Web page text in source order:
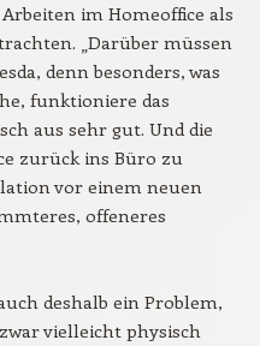
im Homeoffice als
„Darüber müssen
denn besonders, was
funktioniere das
aus sehr gut. Und die
zurück ins Büro zu
vor einem neuen
offeneres
deshalb ein Problem,
vielleicht physisch